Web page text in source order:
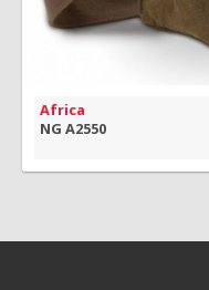
Africa
NG A2550